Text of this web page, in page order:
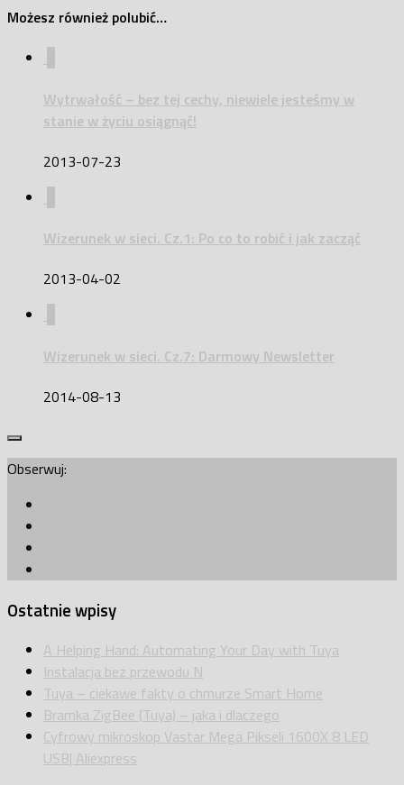
Możesz również polubić…
Wytrwałość – bez tej cechy, niewiele jesteśmy w
stanie w życiu osiągnąć!
2013-07-23
Wizerunek w sieci. Cz.1: Po co to robić i jak zacząć
2013-04-02
Wizerunek w sieci. Cz.7: Darmowy Newsletter
2014-08-13
Obserwuj:
Ostatnie wpisy
A Helping Hand: Automating Your Day with Tuya
Instalacja bez przewodu N
Tuya – ciekawe fakty o chmurze Smart Home
Bramka ZigBee (Tuya) – jaka i dlaczego
Cyfrowy mikroskop Vastar Mega Pikseli 1600X 8 LED
USB| Aliexpress